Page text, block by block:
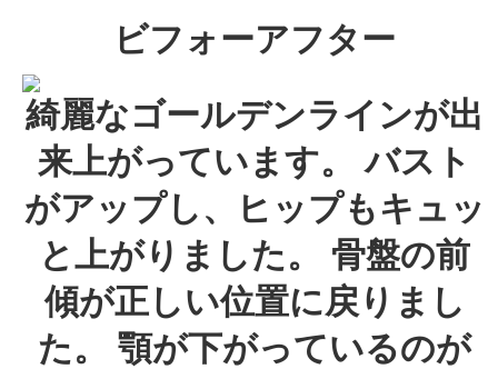
ビフォーアフター
綺麗なゴールデンラインが出
来上がっています。 バスト
がアップし、ヒップもキュッ
と上がりました。 骨盤の前
傾が正しい位置に戻りまし
た。 顎が下がっているのが